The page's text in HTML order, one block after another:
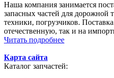
Наша компания занимается
запасных частей для дорожной
техники, погрузчиков.
отечественную, так и на
Читать подробнее
Карта сайта
Каталог запчастей: